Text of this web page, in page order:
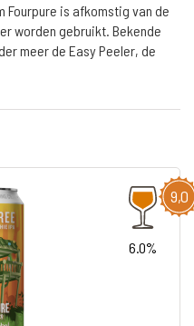
Fourpure is afkomstig van de
worden gebruikt. Bekende
meer de Easy Peeler, de
9,0
6.0%